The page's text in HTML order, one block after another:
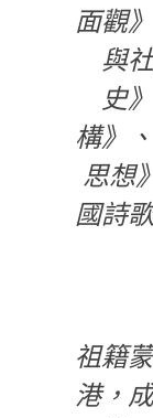
面觀
與
史
構》
思想
國詩
祖籍
港，